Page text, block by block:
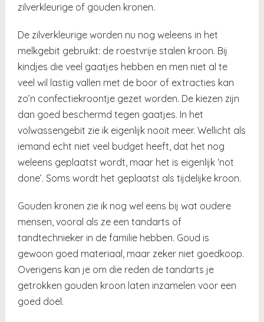
zilverkleurige of gouden kronen.
De zilverkleurige worden nu nog weleens in het
melkgebit gebruikt: de roestvrije stalen kroon. Bij
kindjes die veel gaatjes hebben en men niet al te
veel wil lastig vallen met de boor of extracties kan
zo’n confectiekroontje gezet worden. De kiezen zijn
dan goed beschermd tegen gaatjes. In het
volwassengebit zie ik eigenlijk nooit meer. Wellicht als
iemand echt niet veel budget heeft, dat het nog
weleens geplaatst wordt, maar het is eigenlijk ‘not
done’. Soms wordt het geplaatst als tijdelijke kroon.
Gouden kronen zie ik nog wel eens bij wat oudere
mensen, vooral als ze een tandarts of
tandtechnieker in de familie hebben. Goud is
gewoon goed materiaal, maar zeker niet goedkoop.
Overigens kan je om die reden de tandarts je
getrokken gouden kroon laten inzamelen voor een
goed doel.